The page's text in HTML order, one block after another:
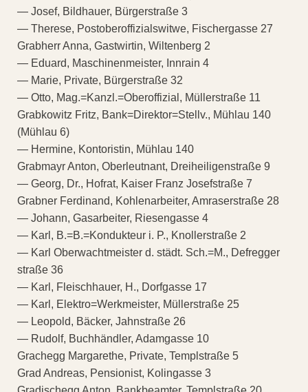
— Josef, Bildhauer, Bürgerstraße 3
— Therese, Postoberoffizialswitwe, Fischergasse 27
Grabherr Anna, Gastwirtin, Wiltenberg 2
— Eduard, Maschinenmeister, Innrain 4
— Marie, Private, Bürgerstraße 32
— Otto, Mag.=Kanzl.=Oberoffizial, Müllerstraße 11
Grabkowitz Fritz, Bank=Direktor=Stellv., Mühlau 140
(Mühlau 6)
— Hermine, Kontoristin, Mühlau 140
Grabmayr Anton, Oberleutnant, Dreiheiligenstraße 9
— Georg, Dr., Hofrat, Kaiser Franz Josefstraße 7
Grabner Ferdinand, Kohlenarbeiter, Amraserstraße 28
— Johann, Gasarbeiter, Riesengasse 4
— Karl, B.=B.=Kondukteur i. P., Knollerstraße 2
— Karl Oberwachtmeister d. städt. Sch.=M., Defregger
straße 36
— Karl, Fleischhauer, H., Dorfgasse 17
— Karl, Elektro=Werkmeister, Müllerstraße 25
— Leopold, Bäcker, Jahnstraße 26
— Rudolf, Buchhändler, Adamgasse 10
Grachegg Margarethe, Private, Templstraße 5
Grad Andreas, Pensionist, Kolingasse 3